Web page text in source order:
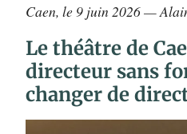
Caen, le 9 juin 2026 —
Le théâtre de
directeur sans
changer de